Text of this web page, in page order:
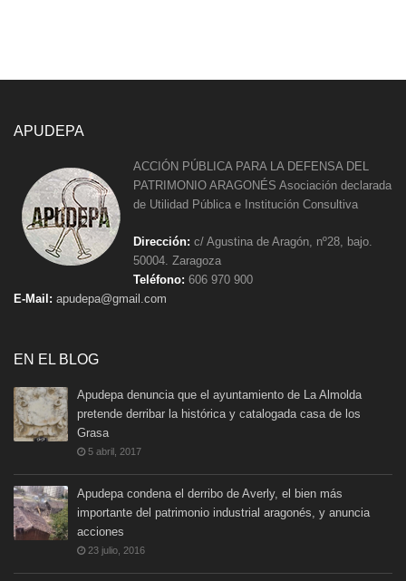
APUDEPA
ACCIÓN PÚBLICA PARA LA DEFENSA DEL
PATRIMONIO ARAGONÉS Asociación declarada
de Utilidad Pública e Institución Consultiva
Dirección: c/ Agustina de Aragón, nº28, bajo.
50004. Zaragoza
Teléfono: 606 970 900
E-Mail: apudepa@gmail.com
EN EL BLOG
Apudepa denuncia que el ayuntamiento de La Almolda
pretende derribar la histórica y catalogada casa de los
Grasa
5 abril, 2017
Apudepa condena el derribo de Averly, el bien más
importante del patrimonio industrial aragonés, y anuncia
acciones
23 julio, 2016